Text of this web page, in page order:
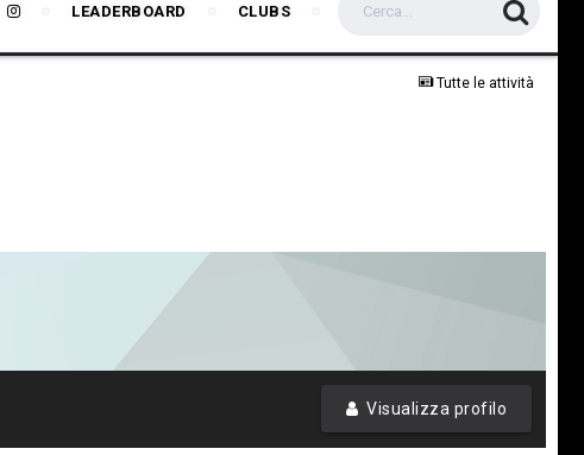
LEADERBOARD CLUBS
Tutte le attività
Visualizza profilo